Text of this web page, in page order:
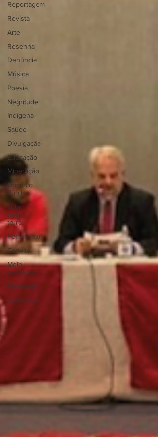
Reportagem
Revista
Arte
Resenha
Denúncia
Música
Poesia
Negritude
Indígena
Saúde
Divulgação
Educação
Mineração
Domínio
Público
Luta
pela
terra
Feminismo
Convite
Meio
ambiente
Formação
Juventude